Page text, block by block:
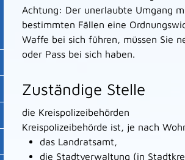
Achtung: Der unerlaubte Umgang
bestimmten Fällen eine
Waffe bei sich führen, müssen Sie
oder Pass bei sich haben.
Zuständige Stelle
die Kreispolizeibehörden
Kreispolizeibehörde ist, je nach
das Landratsamt,
die Stadtverwaltung (in